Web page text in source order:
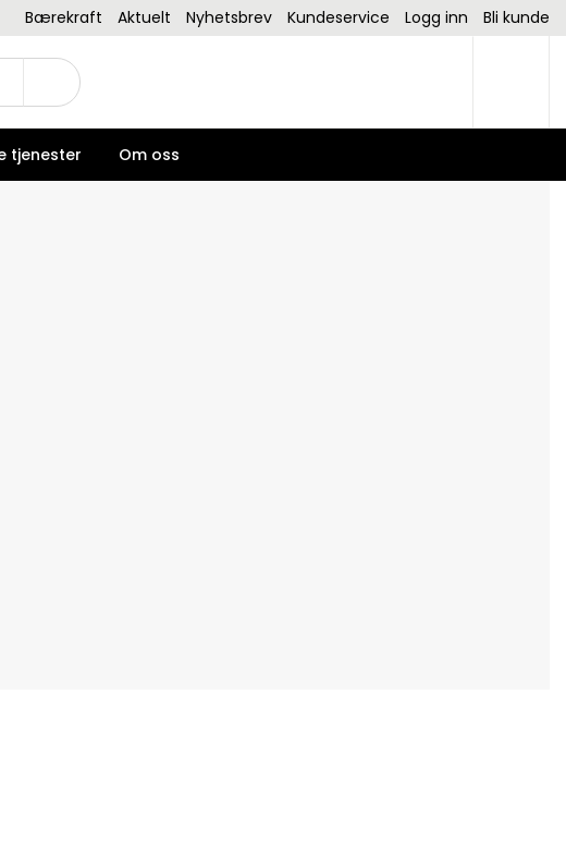
Bærekraft Aktuelt Nyhetsbrev Kundeservice Logg inn Bli kunde
tjenester Om oss